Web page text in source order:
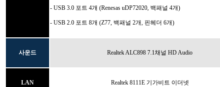
- USB 3.0 포트 4개 (Renesas uDP72020, 백패널 4개)
- USB 2.0 포트 8개 (Z77, 백패널 2개, 핀헤더 6개)
사운드 Realtek ALC898 7.1채널 HD Audio
LAN Realtek 8111E 기가비트 이더넷